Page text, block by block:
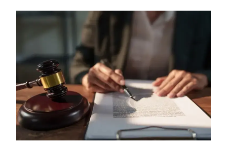
구성원 소개
형사전문변호사
소식/자료
언론보도
공지사항
법률 블로그
법률서식